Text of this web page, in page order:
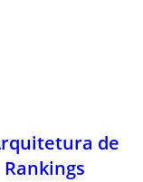
de